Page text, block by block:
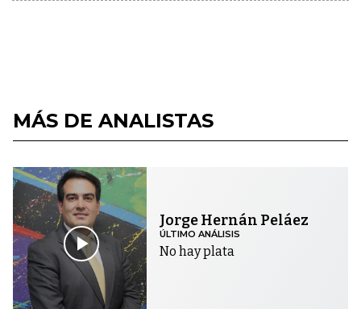
MÁS DE ANALISTAS
Jorge Hernán Peláez
ÚLTIMO ANÁLISIS
No hay plata